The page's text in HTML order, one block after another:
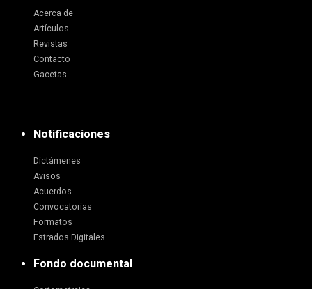
Acerca de
Artículos
Revistas
Contacto
Gacetas
Notificaciones
Dictámenes
Avisos
Acuerdos
Convocatorias
Formatos
Estrados Digitales
Fondo documental